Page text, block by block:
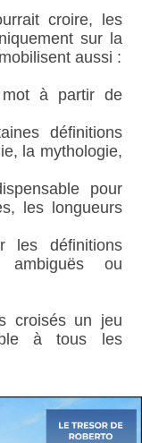
croire, les
sur la
aussi :
à partir de
définitions
la mythologie,
pour
les longueurs
les définitions
ambiguës ou
croisés un jeu
à tous les